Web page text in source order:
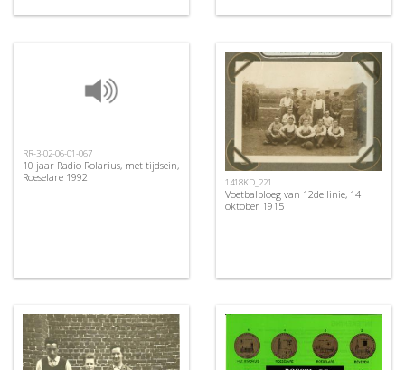
RR-3-02-06-01-067
10 jaar Radio Rolarius, met tijdsein,
Roeselare 1992
1418KD_221
Voetbalploeg van 12de linie, 14
oktober 1915